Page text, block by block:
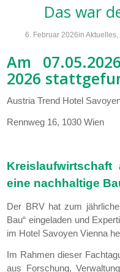
Das war
6. Februar 2026in Aktuelles
Am
2026
Austria Trend Hotel
Rennweg 16, 1030 Wien
eine nachhaltige
Der BRV hat zum
Bau“ eingeladen und
im Hotel Savoyen Vienna
Im Rahmen dieser
aus Forschung,